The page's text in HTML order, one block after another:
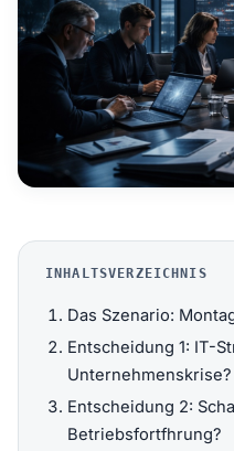
INHALTSVERZEICHNIS
Das Szenario:
Entscheidung 1: IT-
Unternehmenskrise?
Entscheidung 2:
Betriebsfortfhrung?